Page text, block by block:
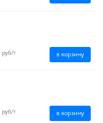
руб/т в корзину
руб/т в корзину